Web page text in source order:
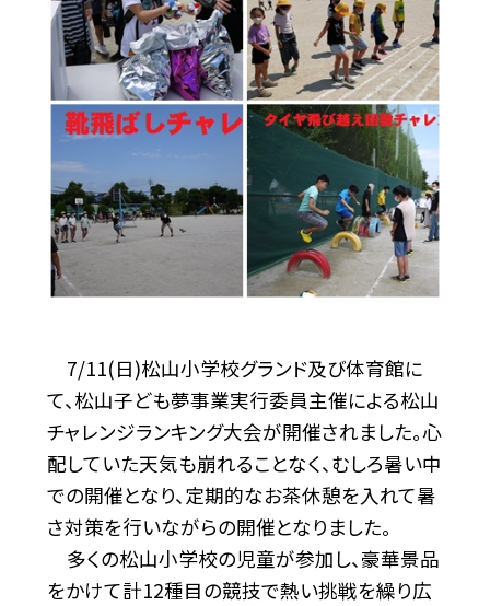
7/11(日)松山小学校グランド及び体育館に
て、松山子ども夢事業実行委員主催による松山
チャレンジランキング大会が開催されました。心
配していた天気も崩れることなく、むしろ暑い中
での開催となり、定期的なお茶休憩を入れて暑
さ対策を行いながらの開催となりました。
多くの松山小学校の児童が参加し、豪華景品
をかけて計12種目の競技で熱い挑戦を繰り広